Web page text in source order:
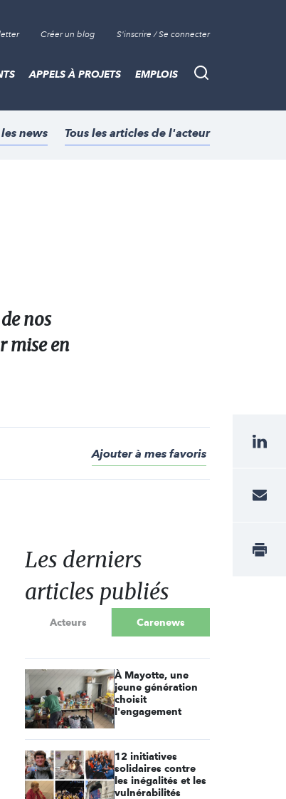
Créer un blog S'inscrire / Se connecter
Recherche
APPELS À PROJETS EMPLOIS
news Tous les articles de l'acteur
nos
mise en
Ajouter à mes favoris
Les derniers
articles publiés
Acteurs Carenews
À Mayotte, une
jeune génération
choisit
l'engagement
12 initiatives
solidaires contre
les inégalités et les
vulnérabilités